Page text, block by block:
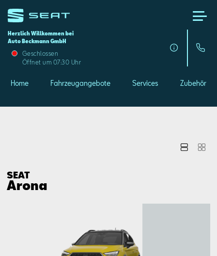
Herzlich Willkommen bei
Auto Beckmann GmbH
Geschlossen
Öffnet um 07:30 Uhr
Home
Fahrzeugangebote
Services
Home Fahrzeugangebote Services Zubehör
SEAT
Arona